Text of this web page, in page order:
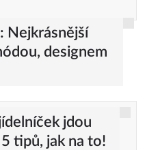
Nejkrásnější
designem
jdou
tipů, jak na to!